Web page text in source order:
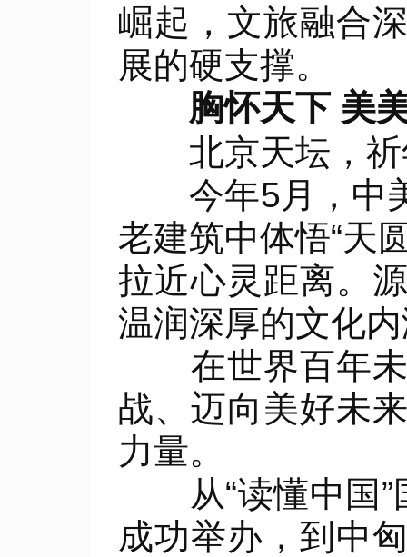
崛起，文旅融合
展的硬支撑。
胸怀天下 美
北京天坛，祈
今年5月，中美
老建筑中体悟“天
拉近心灵距离。
温润深厚的文化
在世界百年未
战、迈向美好未
力量。
从“读懂中国”
成功举办，到中